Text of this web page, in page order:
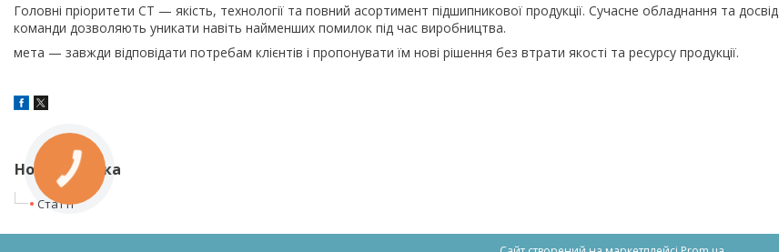
Головні пріоритети СТ — якість, технології та повний асортимент підшипникової продукції. Сучасне обладнання та досвід
команди дозволяють уникати навіть найменших помилок під час виробництва.
мета — завжди відповідати потребам клієнтів і пропонувати їм нові рішення без втрати якості та ресурсу продукції.
Нова колонка
Статті
КНОПКА
ЗВ'ЯЗКУ